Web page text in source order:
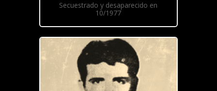
Secuestrado y desaparecido en
10/1977